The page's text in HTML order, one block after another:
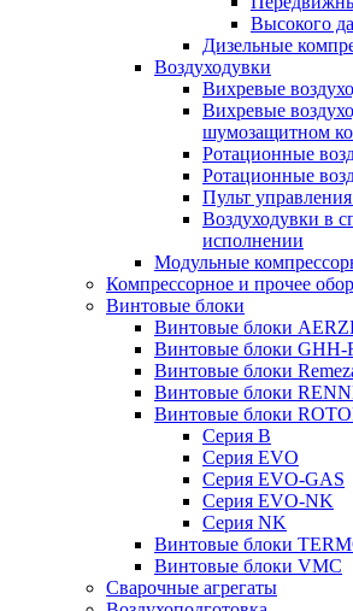
Высокого
Дизельные
Воздуходувки
Вихревые
Вихревые
шумозащитном
Ротационные
Ротационные
Пульт
Воздуходувки в
исполнении
Модульные
Компрессорное и прочее
Винтовые блоки
Винтовые блоки
Винтовые блоки
Винтовые блоки
Винтовые блоки
Винтовые блоки
Серия B
Серия EVO
Серия EVO-GAS
Серия EVO-NK
Серия NK
Винтовые блоки
Винтовые блоки VMC
Сварочные агрегаты